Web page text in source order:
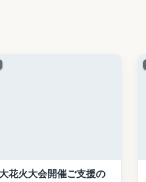
花火大会開催ご支援の